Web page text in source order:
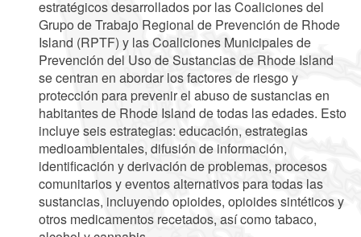
estratégicos desarrollados por las Coaliciones del
Grupo de Trabajo Regional de Prevención de Rhode
Island (RPTF) y las Coaliciones Municipales de
Prevención del Uso de Sustancias de Rhode Island
se centran en abordar los factores de riesgo y
protección para prevenir el abuso de sustancias en
habitantes de Rhode Island de todas las edades. Esto
incluye seis estrategias: educación, estrategias
medioambientales, difusión de información,
identificación y derivación de problemas, procesos
comunitarios y eventos alternativos para todas las
sustancias, incluyendo opioides, opioides sintéticos y
otros medicamentos recetados, así como tabaco,